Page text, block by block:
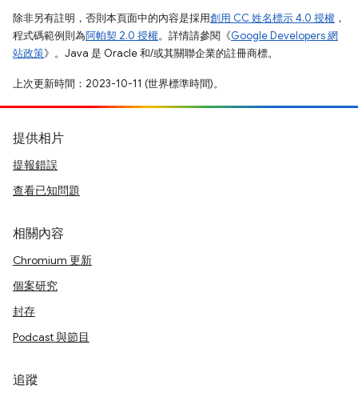
除非另有註明，否則本頁面中的內容是採用創用 CC 姓名標示 4.0 授權 ，
程式碼範例則為阿帕契 2.0 授權。詳情請參閱《Google Developers 網
站政策》。Java 是 Oracle 和/或其關聯企業的註冊商標。
上次更新時間：2023-10-11 (世界標準時間)。
提供相片
提報錯誤
查看已知問題
相關內容
Chromium 更新
個案研究
封存
Podcast 與節目
追蹤